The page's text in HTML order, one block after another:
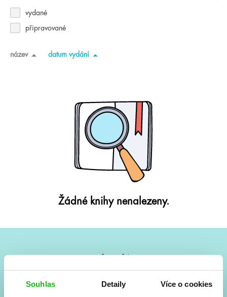
Souhlas Detaily Více o cookies
vydané
připravované
název datum vydání
Žádné knihy nenalezeny.
Vše kolem #youngadult každý měsíc rovnou do mailu!